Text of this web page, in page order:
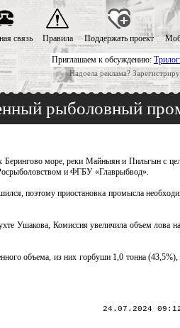
Приглашаем к обсуждению:
Надоела реклама?
связь Правила Поддержать проект
рыболовный
море, реки Майныян и Пильгын с
и ФГБУ «Главрыбвод».
поэтому приостановка промысла
Ушакова, Комиссия увеличила объем лова
объема, из них горбуши 1,0 тонна
24.07.2024